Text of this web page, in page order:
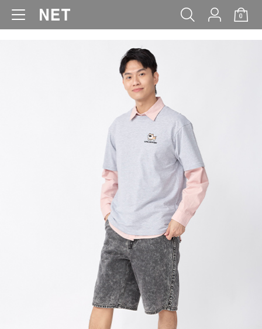
0
WOMEN MEN KIDS BABY